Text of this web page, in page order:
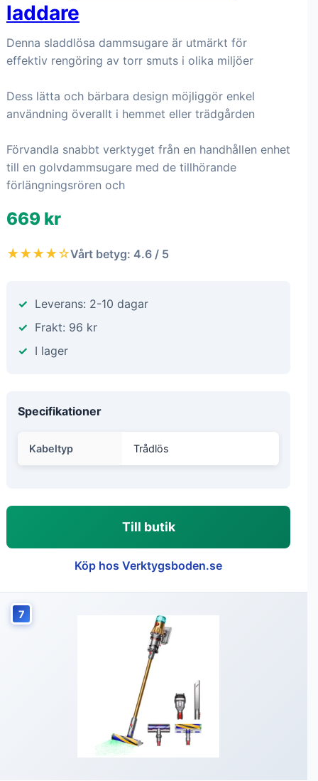
laddare
Denna sladdlösa dammsugare är utmärkt för
effektiv rengöring av torr smuts i olika miljöer
Dess lätta och bärbara design möjliggör enkel
användning överallt i hemmet eller trädgården
Förvandla snabbt verktyget från en handhållen enhet
till en golvdammsugare med de tillhörande
förlängningsrören och
669 kr
★★★★☆Vårt betyg: 4.6 / 5
Leverans: 2-10 dagar
Frakt: 96 kr
I lager
Specifikationer
Kabeltyp Trådlös
Till butik
Köp hos Verktygsboden.se
7